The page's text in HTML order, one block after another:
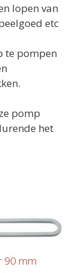
lopen van
etc
te pompen
pomp
het
90 mm